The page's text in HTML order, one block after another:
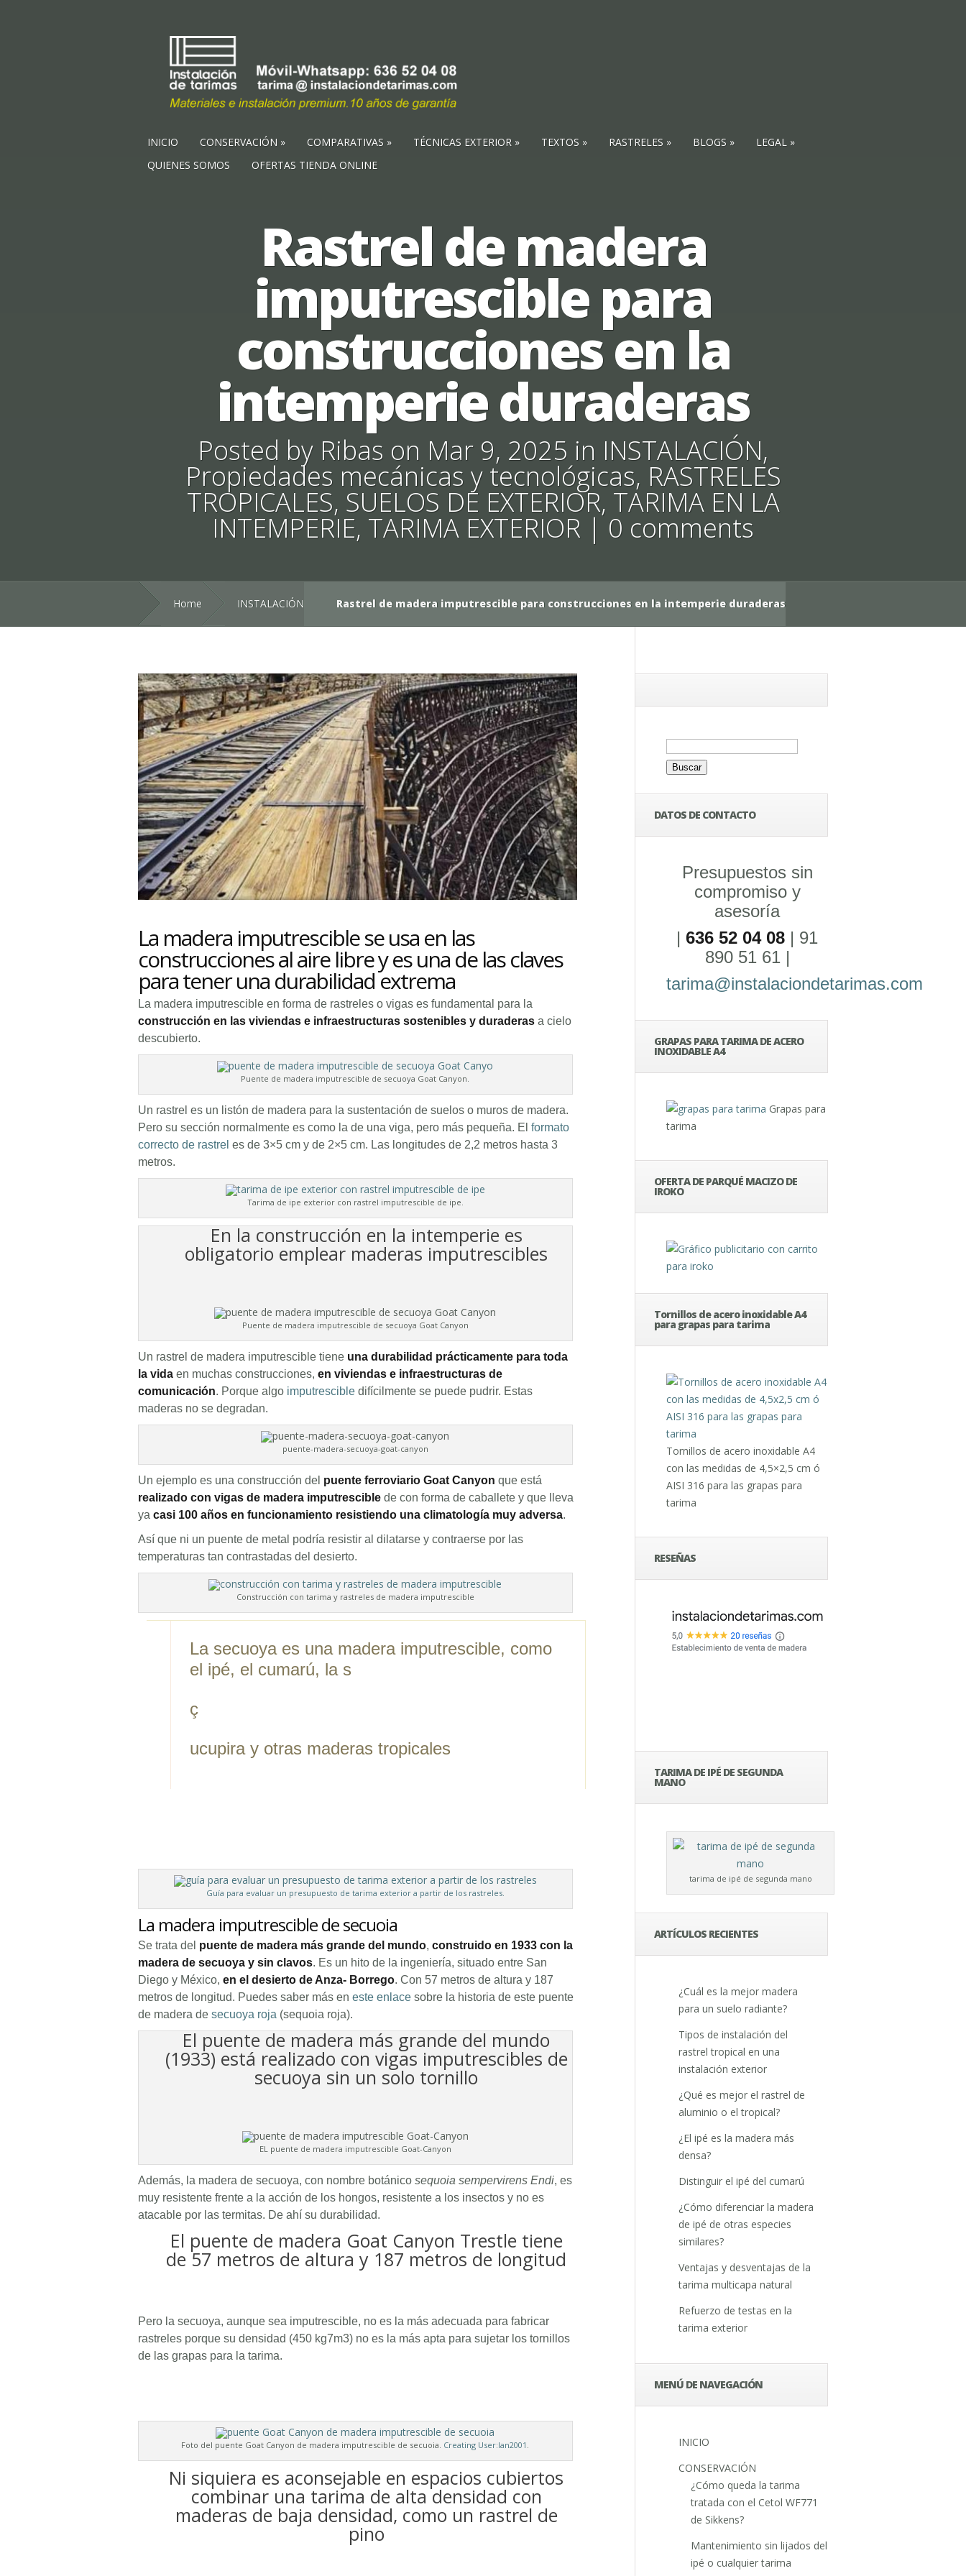
INICIO CONSERVACIÓN COMPARATIVAS TÉCNICAS EXTERIOR TEXTOS RASTRELES BLOGS
LEGAL
QUIENES SOMOS
OFERTAS TIENDA ONLINE
Rastrel de madera
imputrescible para
construcciones en la
intemperie duraderas
Posted by Ribas on Mar 9, 2025 in INSTALACIÓN,
Propiedades mecánicas y tecnológicas, RASTRELES
TROPICALES, SUELOS DE EXTERIOR, TARIMA EN LA
INTEMPERIE, TARIMA EXTERIOR | 0 comments
Home INSTALACIÓN Rastrel de madera imputrescible para construcciones en la intemperie duraderas
La madera imputrescible se usa en las
construcciones al aire libre y es una de las claves
para tener una durabilidad extrema
La madera imputrescible en forma de rastreles o vigas es fundamental para la
construcción en las viviendas e infraestructuras sostenibles y duraderas a cielo
descubierto.
Puente de madera imputrescible de secuoya Goat Canyon.
Un rastrel es un listón de madera para la sustentación de suelos o muros de madera.
Pero su sección normalmente es como la de una viga, pero más pequeña. El formato
correcto de rastrel es de 3×5 cm y de 2×5 cm. Las longitudes de 2,2 metros hasta 3
metros.
Tarima de ipe exterior con rastrel imputrescible de ipe.
En la construcción en la intemperie es
obligatorio emplear maderas imputrescibles
Puente de madera imputrescible de secuoya Goat Canyon
Un rastrel de madera imputrescible tiene una durabilidad prácticamente para toda
la vida en muchas construcciones, en viviendas e infraestructuras de
comunicación. Porque algo imputrescible difícilmente se puede pudrir. Estas
maderas no se degradan.
puente-madera-secuoya-goat-canyon
Un ejemplo es una construcción del puente ferroviario Goat Canyon que está
realizado con vigas de madera imputrescible de con forma de caballete y que lleva
ya casi 100 años en funcionamiento resistiendo una climatología muy adversa.
Así que ni un puente de metal podría resistir al dilatarse y contraerse por las
temperaturas tan contrastadas del desierto.
Construcción con tarima y rastreles de madera imputrescible
La secuoya es una madera imputrescible, como
el ipé, el cumarú, la s
ç
ucupira y otras maderas tropicales
Guía para evaluar un presupuesto de tarima exterior a partir de los rastreles.
La madera imputrescible de secuoia
Se trata del puente de madera más grande del mundo, construido en 1933 con la
madera de secuoya y sin clavos. Es un hito de la ingeniería, situado entre San
Diego y México, en el desierto de Anza- Borrego. Con 57 metros de altura y 187
metros de longitud. Puedes saber más en este enlace sobre la historia de este puente
de madera de secuoya roja (sequoia roja).
El puente de madera más grande del mundo
(1933) está realizado con vigas imputrescibles de
secuoya sin un solo tornillo
EL puente de madera imputrescible Goat-Canyon
Además, la madera de secuoya, con nombre botánico sequoia sempervirens Endi, es
muy resistente frente a la acción de los hongos, resistente a los insectos y no es
atacable por las termitas. De ahí su durabilidad.
El puente de madera Goat Canyon Trestle tiene
de 57 metros de altura y 187 metros de longitud
Pero la secuoya, aunque sea imputrescible, no es la más adecuada para fabricar
rastreles porque su densidad (450 kg7m3) no es la más apta para sujetar los tornillos
de las grapas para la tarima.
Foto del puente Goat Canyon de madera imputrescible de secuoia. Creating User:Ian2001
Ni siquiera es aconsejable en espacios cubiertos
combinar una tarima de alta densidad con
maderas de baja densidad, como un rastrel de
pino
Buscar:
DATOS DE CONTACTO
Presupuestos sin
compromiso y
asesoría
| 636 52 04 08 | 91
890 51 61 |
tarima@instalaciondetarimas.com
GRAPAS PARA TARIMA DE ACERO
INOXIDABLE A4
Grapas para
tarima
OFERTA DE PARQUÉ MACIZO DE
IROKO
Tornillos de acero inoxidable A4
para grapas para tarima
Tornillos de acero inoxidable A4
con las medidas de 4,5×2,5 cm ó
AISI 316 para las grapas para
tarima
RESEÑAS
TARIMA DE IPÉ DE SEGUNDA
MANO
tarima de ipé de segunda mano
ARTÍCULOS RECIENTES
¿Cuál es la mejor madera
para un suelo radiante?
Tipos de instalación del
rastrel tropical en una
instalación exterior
¿Qué es mejor el rastrel de
aluminio o el tropical?
¿El ipé es la madera más
densa?
Distinguir el ipé del cumarú
¿Cómo diferenciar la madera
de ipé de otras especies
similares?
Ventajas y desventajas de la
tarima multicapa natural
Refuerzo de testas en la
tarima exterior
MENÚ DE NAVEGACIÓN
INICIO
CONSERVACIÓN
¿Cómo queda la tarima
tratada con el Cetol WF771
de Sikkens?
Mantenimiento sin lijados del
ipé o cualquier tarima